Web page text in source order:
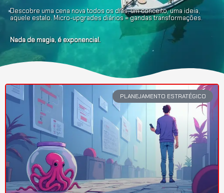
Descobre uma cena nova todos os dias, um conceito, uma ideia,
aquele estalo. Micro-upgrades diários = gandas transformações.
Nada de magia, é exponencial.
PLANEJAMENTO ESTRATÉGICO